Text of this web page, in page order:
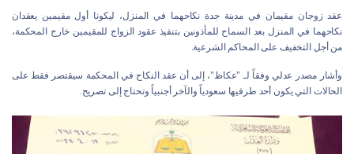
عقد زوجان مقيمان في مدينة جدة نكاحهما في المنزل، ليكونا أول مقيمين يعقدان
نكاحهما في المنزل بعد السماح للمأذونين بتنفيذ عقود الزواج للمقيمين خارج المحكمة،
من أجل التخفيف على المحاكم الشرعية.
وأشار مصدر عدلي وفقاً لـ "عكاظ"، إلى أن عقد النكاح في المحكمة سيقتصر فقط على
الحالات التي يكون أحد طرفيها سعودياً والآخر أجنبياً وتحتاج إلى تصريح.